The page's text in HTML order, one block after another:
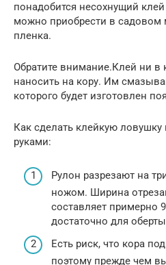
понадобится несохнущий
можно приобрести в садовом
пленка.
Обратите внимание.Клей ни в
наносить на кору. Им
которого будет изготовлен
Как сделать клейкую
руками:
Рулон разрезают на
ножом. Ширина
составляет примерно
достаточно для
Есть риск, что кора
поэтому прежде чем